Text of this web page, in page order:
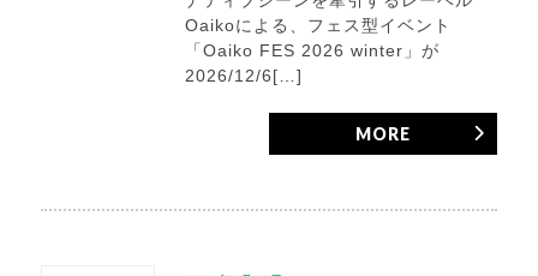
Oaikoによる、フェス型イベント
「Oaiko FES 2026 winter」が
2026/12/6[…]
MORE